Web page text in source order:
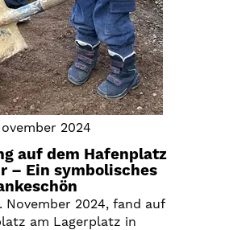
2024
auf dem Hafenplatz
– Ein symbolisches
November 2024, fand auf
am Lagerplatz in